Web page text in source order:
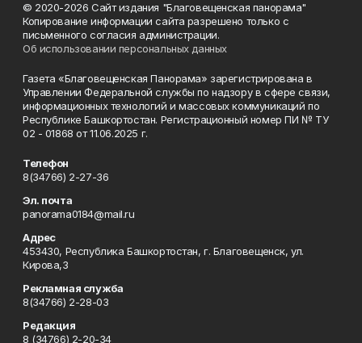
© 2020-2026 Сайт издания "Благовещенская панорама"
Копирование информации сайта разрешено только с
письменного согласия администрации.
Об использовании персональных данных
Газета «Благовещенская Панорама» зарегистрирована в
Управлении Федеральной службы по надзору в сфере связи,
информационных технологий и массовых коммуникаций по
Республике Башкортостан. Регистрационный номер ПИ № ТУ
02 - 01868 от 11.06.2025 г.
Телефон
8(34766) 2-27-36
Эл. почта
panorama0184@mail.ru
Адрес
453430, Республика Башкортостан, г. Благовещенск, ул.
Кирова,3
Рекламная служба
8(34766) 2-28-03
Редакция
8 (34766) 2-20-34